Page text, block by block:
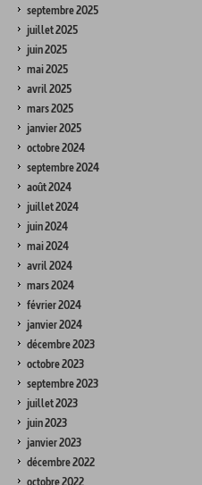
septembre 2025
juillet 2025
juin 2025
mai 2025
avril 2025
mars 2025
janvier 2025
octobre 2024
septembre 2024
août 2024
juillet 2024
juin 2024
mai 2024
avril 2024
mars 2024
février 2024
janvier 2024
décembre 2023
octobre 2023
septembre 2023
juillet 2023
juin 2023
janvier 2023
décembre 2022